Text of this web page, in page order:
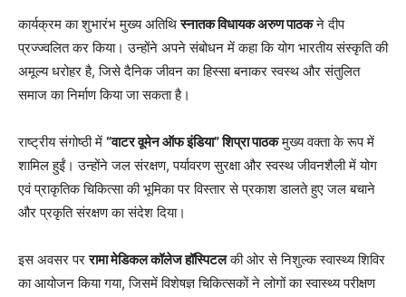
कार्यक्रम का शुभारंभ मुख्य अतिथिस्नातक विधायक अरुण पाठकने दीप
प्रज्ज्वलित कर किया। उन्होंने अपने संबोधन में कहा कि योग भारतीय संस्कृति की
अमूल्य धरोहर है, जिसे दैनिक जीवन का हिस्सा बनाकर स्वस्थ और संतुलित
समाज का निर्माण किया जा सकता है।
राष्ट्रीय संगोष्ठी में “वाटर वूमेन ऑफ इंडिया” शिप्रा पाठकमुख्य वक्ता के रूप में
शामिल हुईं। उन्होंने जल संरक्षण, पर्यावरण सुरक्षा और स्वस्थ जीवनशैली में योग
एवं प्राकृतिक चिकित्सा की भूमिका पर विस्तार से प्रकाश डालते हुए जल बचाने
और प्रकृति संरक्षण का संदेश दिया।
इस अवसर पररामा मेडिकल कॉलेज हॉस्पिटलकी ओर से निशुल्क स्वास्थ्य शिविर
का आयोजन किया गया, जिसमें विशेषज्ञ चिकित्सकों ने लोगों का स्वास्थ्य परीक्षण